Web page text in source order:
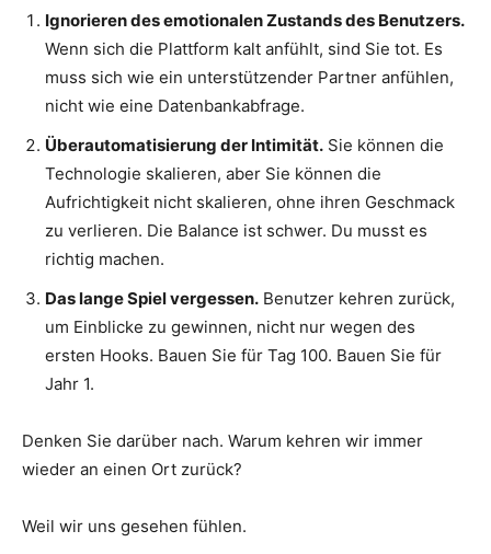
Ignorieren des emotionalen Zustands des Benutzers.
Wenn sich die Plattform kalt anfühlt, sind Sie tot. Es
muss sich wie ein unterstützender Partner anfühlen,
nicht wie eine Datenbankabfrage.
Überautomatisierung der Intimität. Sie können die
Technologie skalieren, aber Sie können die
Aufrichtigkeit nicht skalieren, ohne ihren Geschmack
zu verlieren. Die Balance ist schwer. Du musst es
richtig machen.
Das lange Spiel vergessen. Benutzer kehren zurück,
um Einblicke zu gewinnen, nicht nur wegen des
ersten Hooks. Bauen Sie für Tag 100. Bauen Sie für
Jahr 1.
Denken Sie darüber nach. Warum kehren wir immer
wieder an einen Ort zurück?
Weil wir uns gesehen fühlen.